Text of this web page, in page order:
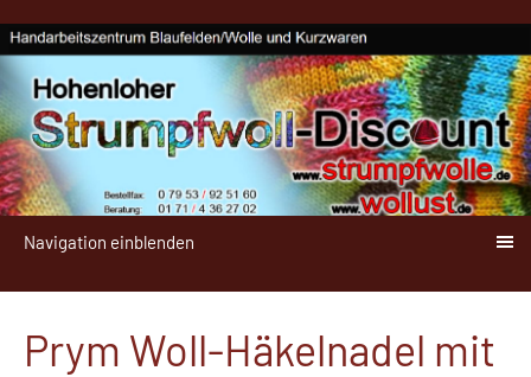
Navigation einblenden
Prym Woll-Häkelnadel mit